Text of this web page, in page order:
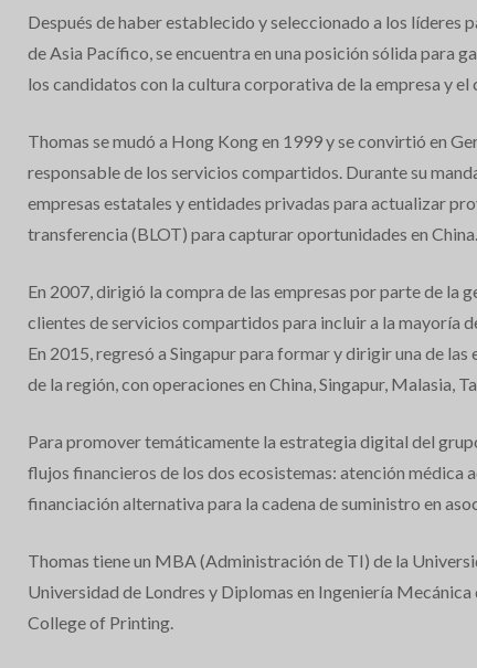
Después de haber establecido y seleccionado a los líderes
de Asia Pacífico, se encuentra en una posición sólida para
los candidatos con la cultura corporativa de la empresa y
Thomas se mudó a Hong Kong en 1999 y se convirtió en
responsable de los servicios compartidos. Durante su
empresas estatales y entidades privadas para actualizar
transferencia (BLOT) para capturar oportunidades en China.
En 2007, dirigió la compra de las empresas por parte de
clientes de servicios compartidos para incluir a la mayoría
En 2015, regresó a Singapur para formar y dirigir una de
de la región, con operaciones en China, Singapur, Malasia,
Para promover temáticamente la estrategia digital del
flujos financieros de los dos ecosistemas: atención
financiación alternativa para la cadena de suministro en
Thomas tiene un MBA (Administración de TI) de la
Universidad de Londres y Diplomas en Ingeniería
College of Printing.